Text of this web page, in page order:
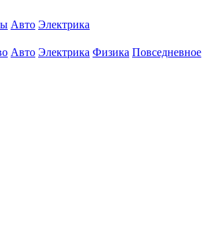
Авто Электрика
Авто Электрика Физика Повседневное